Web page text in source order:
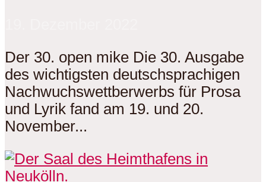
Der 30. open mike Die 30. Ausgabe
des wichtigsten deutschsprachigen
Nachwuchswettberwerbs für Prosa
und Lyrik fand am 19. und 20.
November...